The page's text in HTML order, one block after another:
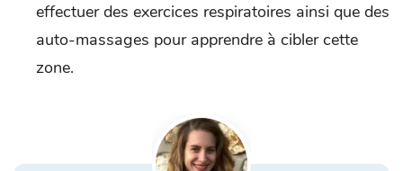
effectuer des exercices respiratoires ainsi que des
auto-massages pour apprendre à cibler cette
zone.